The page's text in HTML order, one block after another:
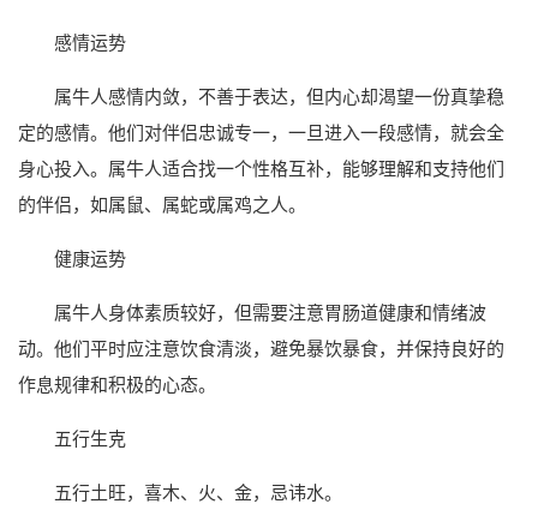
感情运势
属牛人感情内敛，不善于表达，但内心却渴望一份真挚稳
定的感情。他们对伴侣忠诚专一，一旦进入一段感情，就会全
身心投入。属牛人适合找一个性格互补，能够理解和支持他们
的伴侣，如属鼠、属蛇或属鸡之人。
健康运势
属牛人身体素质较好，但需要注意胃肠道健康和情绪波
动。他们平时应注意饮食清淡，避免暴饮暴食，并保持良好的
作息规律和积极的心态。
五行生克
五行土旺，喜木、火、金，忌讳水。